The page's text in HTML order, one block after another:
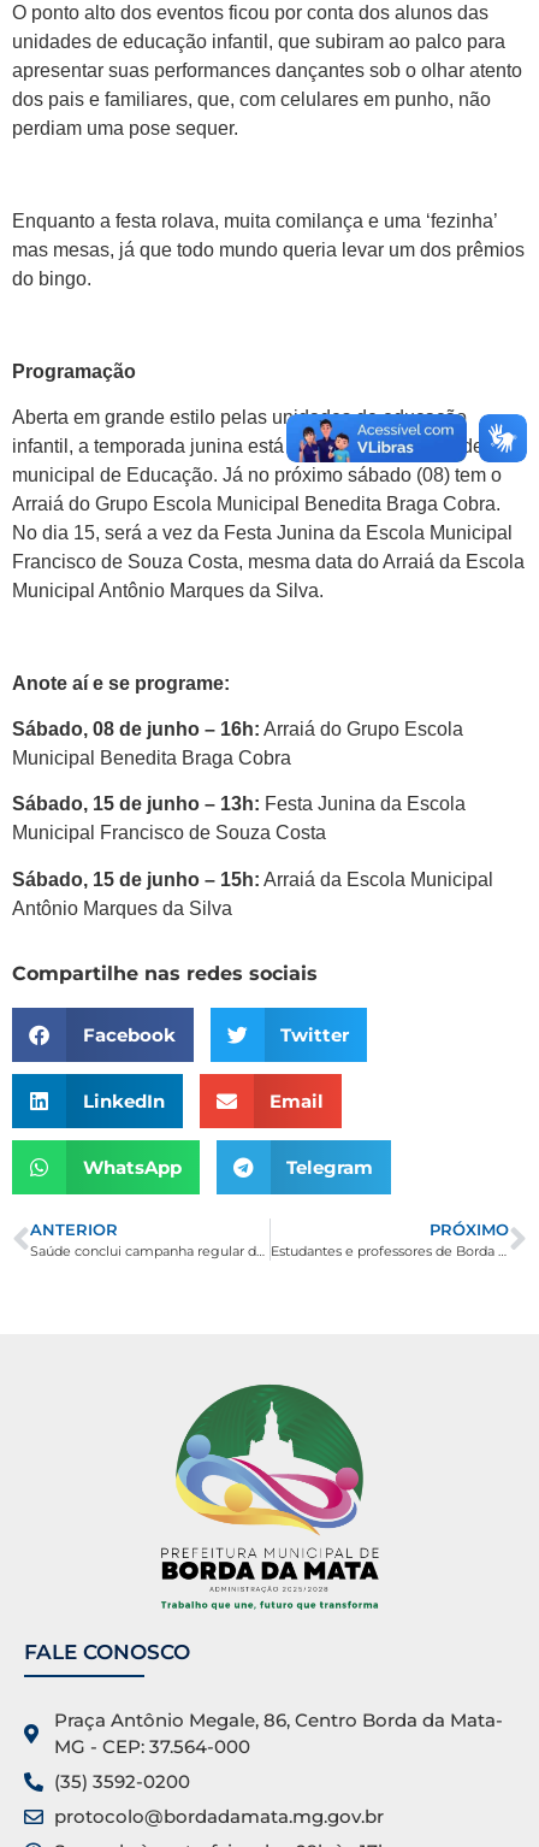
O ponto alto dos eventos ficou por conta dos alunos das
unidades de educação infantil, que subiram ao palco para
apresentar suas performances dançantes sob o olhar atento
dos pais e familiares, que, com celulares em punho, não
perdiam uma pose sequer.
Enquanto a festa rolava, muita comilança e uma ‘fezinha’
mas mesas, já que todo mundo queria levar um dos prêmios
do bingo.
Programação
Aberta em grande estilo pelas unidades de educação
infantil, a temporada junina está só começando na rede
municipal de Educação. Já no próximo sábado (08) tem o
Arraiá do Grupo Escola Municipal Benedita Braga Cobra.
No dia 15, será a vez da Festa Junina da Escola Municipal
Francisco de Souza Costa, mesma data do Arraiá da Escola
Municipal Antônio Marques da Silva.
Anote aí e se programe:
Sábado, 08 de junho – 16h: Arraiá do Grupo Escola
Municipal Benedita Braga Cobra
Sábado, 15 de junho – 13h: Festa Junina da Escola
Municipal Francisco de Souza Costa
Sábado, 15 de junho – 15h: Arraiá da Escola Municipal
Antônio Marques da Silva
Compartilhe nas redes sociais
Facebook Twitter
LinkedIn Email
WhatsApp Telegram
ANTERIOR
Saúde conclui campanha regular de vacinação contra a gripe e estende imunização a todos os grupos
PRÓXIMO
Estudantes e professores de Borda da Mata recebem prêmios da 14º Olimpíada Brasileira de Matemática
FALE CONOSCO
Praça Antônio Megale, 86, Centro Borda da Mata-
MG - CEP: 37.564-000
(35) 3592-0200
protocolo@bordadamata.mg.gov.br